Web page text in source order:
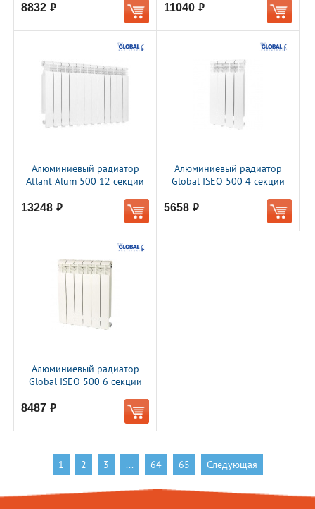
8832 руб. 11040 руб.
Алюминиевый радиатор
Atlant Alum 500 12 секции
13248 руб.
Алюминиевый радиатор
Global ISEO 500 4 секции
5658 руб.
Алюминиевый радиатор
Global ISEO 500 6 секции
8487 руб.
1 2 3 ... 64 65 Следующая